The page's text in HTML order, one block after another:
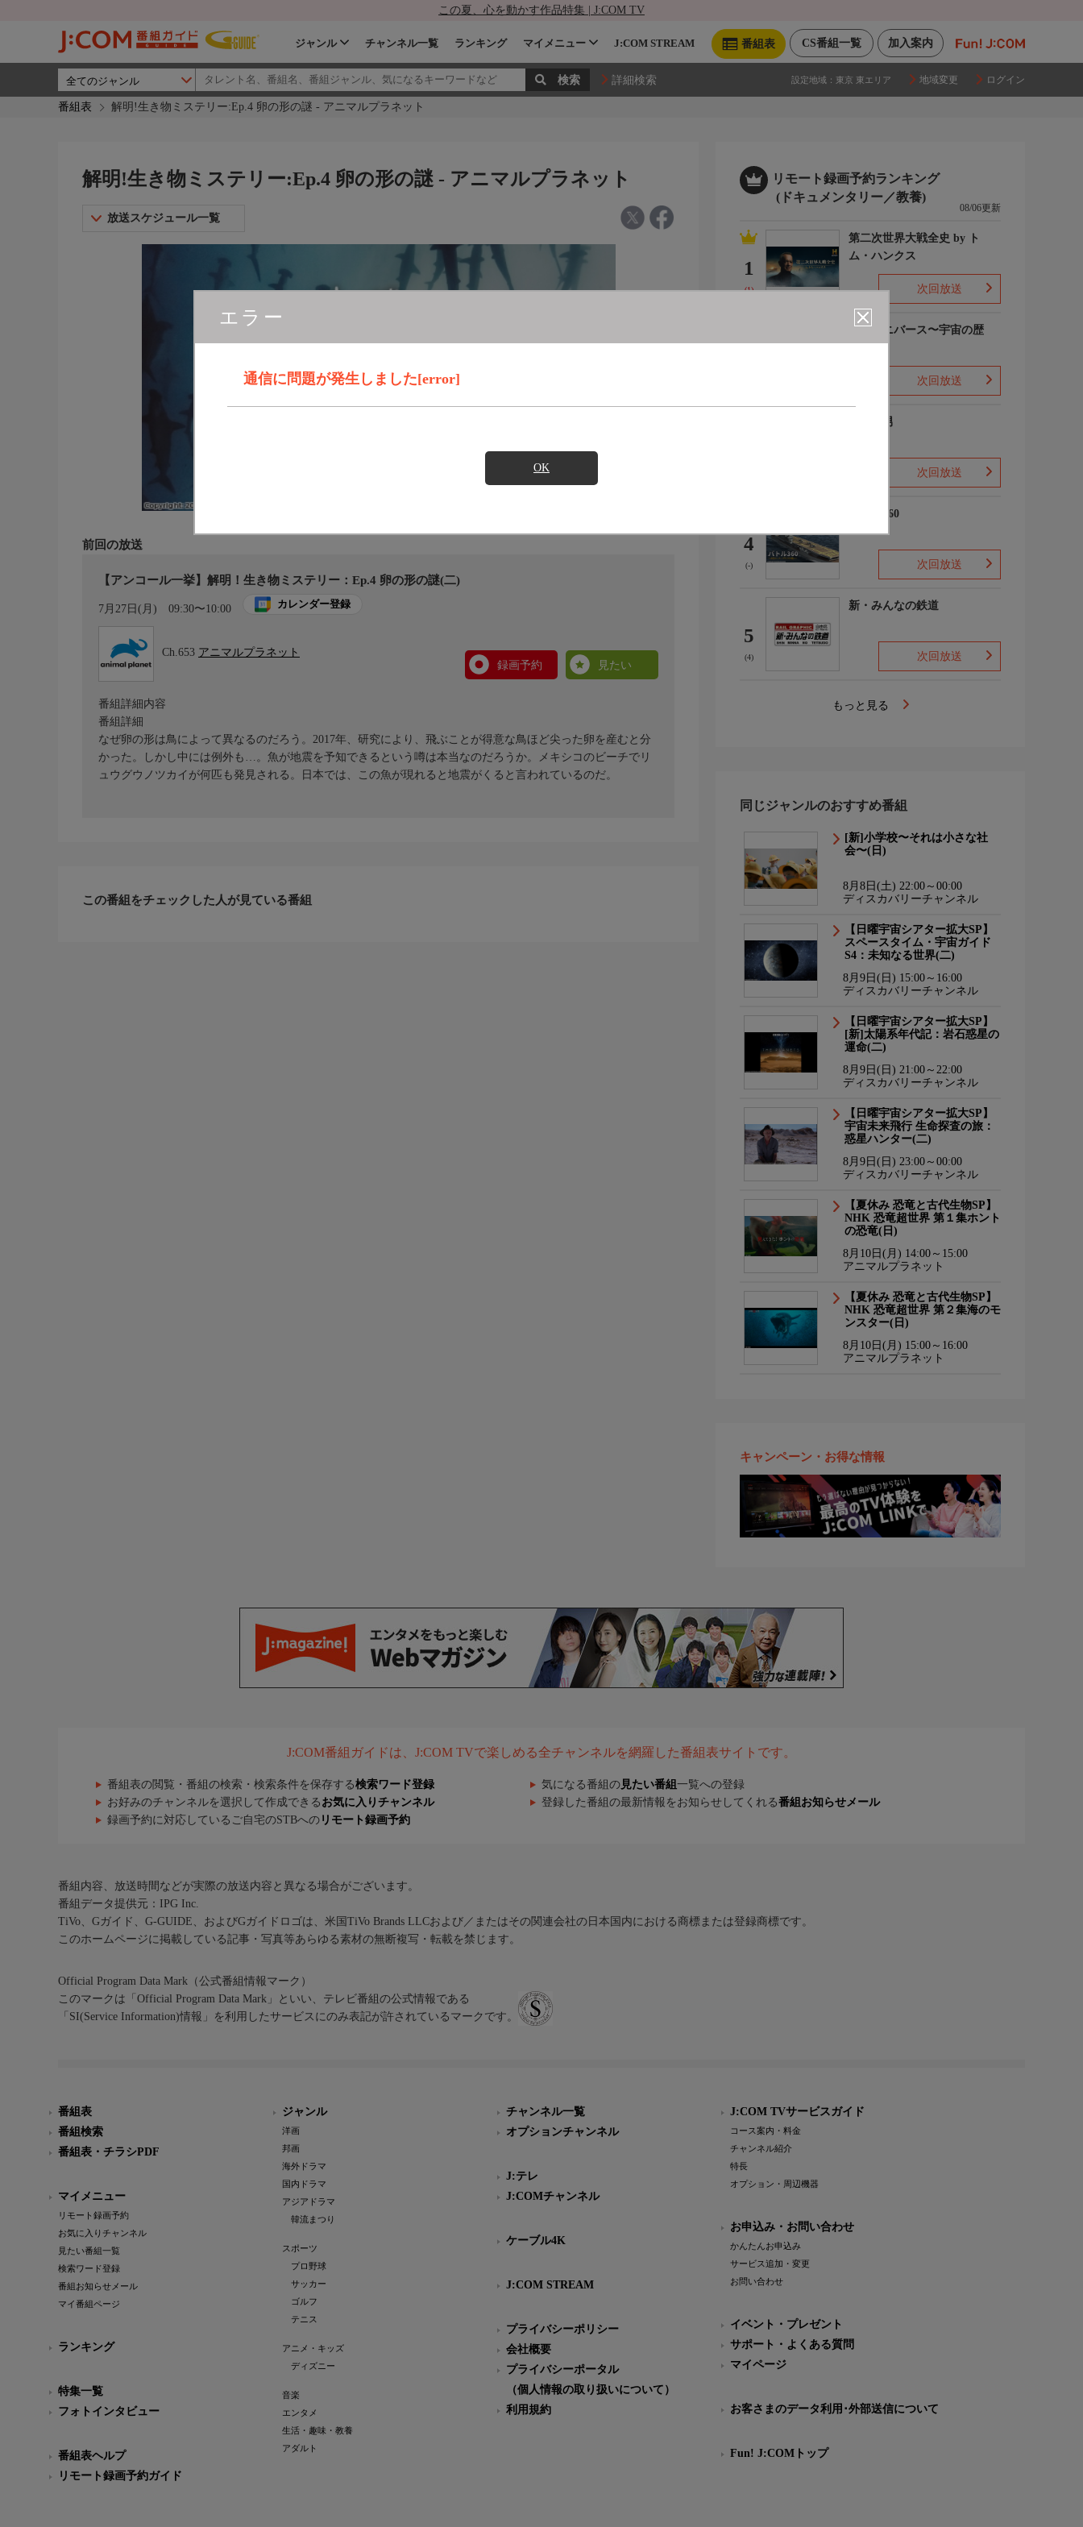
この夏、心を動かす作品特集 | J:COM TV
加入案内
CS番組一覧
番組表
ジャンル チャンネル一覧 ランキング マイメニュー J:COM STREAM
詳細検索 設定地域： 東京 東エリア 地域変更 ログイン
番組表 解明!生き物ミステリー:Ep.4 卵の形の謎 - アニマルプラネット
エラー
通信に問題が発生しました[error]
OK
解明!生き物ミステリー:Ep.4 卵の形の謎 - アニマルプラネット
放送スケジュール一覧
前回の放送
【アンコール一挙】解明！生き物ミステリー：Ep.4 卵の形の謎(二)
7月27日(月) 09:30〜10:00 カレンダー登録
Ch.653 アニマルプラネット
録画予約
見たい
番組詳細内容
番組詳細
なぜ卵の形は鳥によって異なるのだろう。2017年、研究により、飛ぶことが得意な鳥ほど尖った卵を産むと分
かった。しかし中には例外も…。魚が地震を予知できるという噂は本当なのだろうか。メキシコのビーチでリ
ュウグウノツカイが何匹も発見される。日本では、この魚が現れると地震がくると言われているのだ。
この番組をチェックした人が見ている番組
リモート録画予約ランキング
(ドキュメンタリー／教養)
08/06更新
1
(1)
第二次世界大戦全史 by ト
ム・ハンクス
次回放送
ザ・ユニバース〜宇宙の歴
次回放送
ザ・森男
次回放送
4
(-)
バトル360
次回放送
5
(4)
新・みんなの鉄道
次回放送
もっと見る
同じジャンルのおすすめ番組
[新]小学校〜それは小さな社
会〜(日)
8月8日(土) 22:00～00:00
ディスカバリーチャンネル
【日曜宇宙シアター拡大SP】
スペースタイム・宇宙ガイド
S4：未知なる世界(二)
8月9日(日) 15:00～16:00
ディスカバリーチャンネル
【日曜宇宙シアター拡大SP】
[新]太陽系年代記：岩石惑星の
運命(二)
8月9日(日) 21:00～22:00
ディスカバリーチャンネル
【日曜宇宙シアター拡大SP】
宇宙未来飛行 生命探査の旅：
惑星ハンター(二)
8月9日(日) 23:00～00:00
ディスカバリーチャンネル
【夏休み 恐竜と古代生物SP】
NHK 恐竜超世界 第１集ホント
の恐竜(日)
8月10日(月) 14:00～15:00
アニマルプラネット
【夏休み 恐竜と古代生物SP】
NHK 恐竜超世界 第２集海のモ
ンスター(日)
8月10日(月) 15:00～16:00
アニマルプラネット
キャンペーン・お得な情報
J:COM番組ガイドは、J:COM TVで楽しめる全チャンネルを網羅した番組表サイトです。
番組表の閲覧・番組の検索・検索条件を保存する検索ワード登録 気になる番組の 見たい番組 一覧への登録
お好みのチャンネルを選択して作成できる お気に入りチャンネル 登録した番組の最新情報をお知らせしてくれる番組お知らせメール
録画予約に対応しているご自宅のSTBへの リモート録画予約
番組内容、放送時間などが実際の放送内容と異なる場合がございます。
番組データ提供元：IPG Inc.
TiVo、Gガイド、G-GUIDE、およびGガイドロゴは、米国TiVo Brands LLCおよび／またはその関連会社の日本国内における商標または登録商標です。
このホームページに掲載している記事・写真等あらゆる素材の無断複写・転載を禁じます。
Official Program Data Mark（公式番組情報マーク）
このマークは「Official Program Data Mark」といい、テレビ番組の公式情報である
「SI(Service Information)情報」を利用したサービスにのみ表記が許されているマークです。
番組表
番組検索
番組表・チラシPDF
マイメニュー
リモート録画予約
お気に入りチャンネル
見たい番組一覧
検索ワード登録
番組お知らせメール
マイ番組ページ
ランキング
特集一覧
フォトインタビュー
番組表ヘルプ
リモート録画予約ガイド
ジャンル
洋画
邦画
海外ドラマ
国内ドラマ
アジアドラマ
韓流まつり
スポーツ
プロ野球
サッカー
ゴルフ
テニス
アニメ・キッズ
ディズニー
音楽
エンタメ
生活・趣味・教養
アダルト
チャンネル一覧
オプションチャンネル
J:テレ
J:COMチャンネル
ケーブル4K
J:COM STREAM
プライバシーポリシー
会社概要
プライバシーポータル
（個人情報の取り扱いについて）
利用規約
J:COM TVサービスガイド
コース案内・料金
チャンネル紹介
特長
オプション・周辺機器
お申込み・お問い合わせ
かんたんお申込み
サービス追加・変更
お問い合わせ
イベント・プレゼント
サポート・よくある質問
マイページ
お客さまのデータ利用･外部送信について
Fun! J:COMトップ